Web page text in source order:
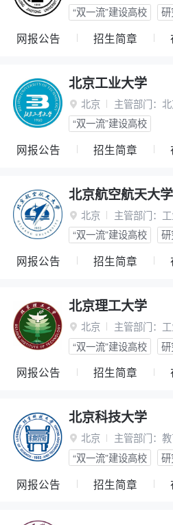
“双一流”建设高校
网报公告 招生简章
北京工业大学
 北京 主管部门：
“双一流”建设高校
网报公告 招生简章
北京航空航天大学
 北京 主管部门：
“双一流”建设高校
网报公告 招生简章
北京理工大学
 北京 主管部门：
“双一流”建设高校
网报公告 招生简章
北京科技大学
 北京 主管部门：
“双一流”建设高校
网报公告 招生简章